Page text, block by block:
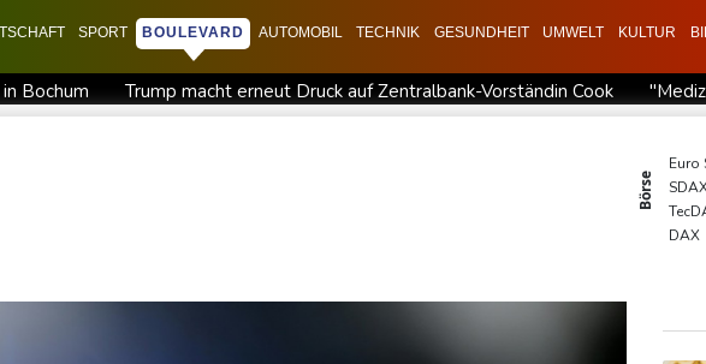
SPORT BOULEVARD AUTOMOBIL TECHNIK GESUNDHEIT UMWELT KULTUR
Bochum Trump macht erneut Druck auf Zentralbank-Vorständin Cook
US-Senat stimmt für verschärfte Sanktionen gegen
Direkt-ICE Berlin-Paris bleibt wegenBörse
Euro
DAX